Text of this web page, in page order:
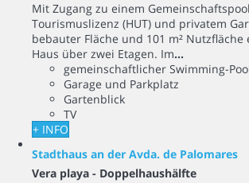
Mit Zugang zu einem
Tourismuslizenz (HUT) und privatem
bebauter Fläche und 101 m² Nutzfläche
Haus über zwei Etagen. Im...
gemeinschaftlicher Swimming-
Garage und Parkplatz
Gartenblick
TV
+ INFO
Stadthaus an der Avda. de Palomares
Vera playa - Doppelhaushälfte